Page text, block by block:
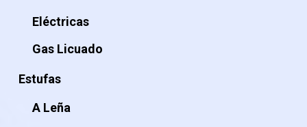
Eléctricas
Gas Licuado
Estufas
A Leña